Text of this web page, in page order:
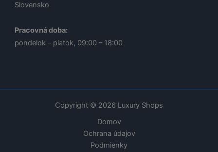
Slovensko
Pracovná doba:
pondelok – piatok, 09:00 – 18:00
Copyright © 2026 Luxury Shops
Domov
Ochrana údajov
Podmienky